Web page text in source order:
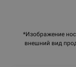
*Изображение
внешний вид